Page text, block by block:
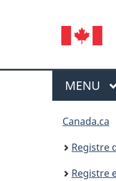
de
la
Menu
MENU
Canada.ca
Registre
Registre